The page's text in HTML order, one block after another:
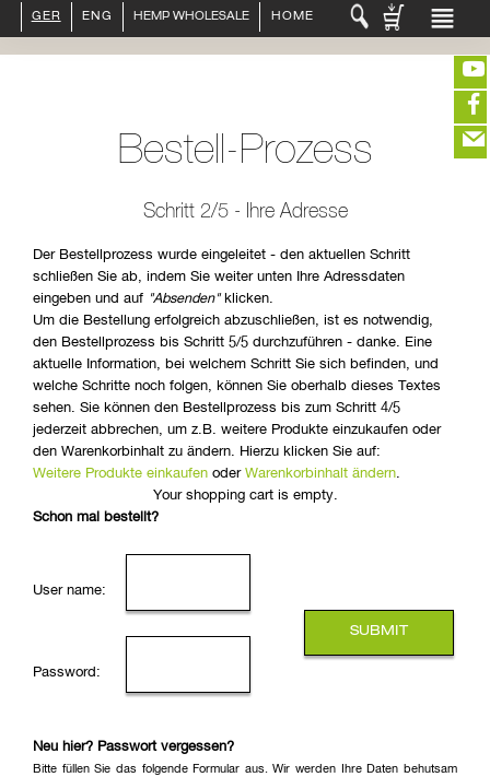
Bestell-Prozess
Schritt 2/5 - Ihre Adresse
Der Bestellprozess wurde eingeleitet - den aktuellen Schritt
schließen Sie ab, indem Sie weiter unten Ihre Adressdaten
eingeben und auf "Absenden"klicken.
Um die Bestellung erfolgreich abzuschließen, ist es notwendig,
den Bestellprozess bis Schritt 5/5 durchzuführen - danke. Eine
aktuelle Information, bei welchem Schritt Sie sich befinden, und
welche Schritte noch folgen, können Sie oberhalb dieses Textes
sehen. Sie können den Bestellprozess bis zum Schritt 4/5
jederzeit abbrechen, um z.B. weitere Produkte einzukaufen oder
den Warenkorbinhalt zu ändern. Hierzu klicken Sie auf:
Weitere Produkte einkaufen oder Warenkorbinhalt ändern.
Your shopping cart is empty.
Schon mal bestellt?
User name:
Password:
Neu hier? Passwort vergessen?
Bitte füllen Sie das folgende Formular aus. Wir werden Ihre Daten behutsam
GER ENG HEMP WHOLESALE HOME
ORGANIC COSMETICS
HEMP TEXITILES
EXQUISITE
ABOUT US
ZUR KASSE eeeeeeeeeeeeeeeeeeeee
closeNotification.notification-closeffffffffffffffffffffffWarenkorb
ausblenden